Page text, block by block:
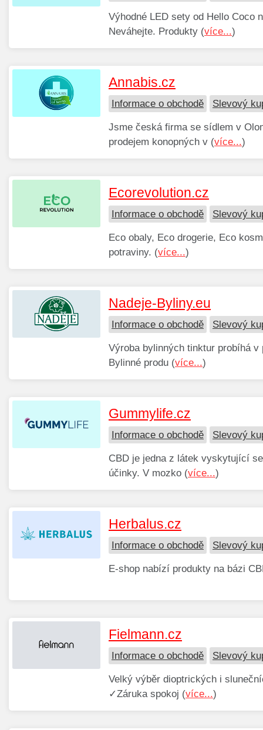
Výhodné LED sety od Hello Coco
Neváhejte. Produkty (více...)
Annabis.cz
Informace o obchodě Slevový
Jsme česká firma se sídlem v
prodejem konopných v (více...)
Ecorevolution.cz
Informace o obchodě Slevový
Eco obaly, Eco drogerie, Eco
potraviny. (více...)
Nadeje-Byliny.eu
Informace o obchodě Slevový
Výroba bylinných tinktur probíhá
Bylinné produ (více...)
Gummylife.cz
Informace o obchodě Slevový
CBD je jedna z látek vyskytující
účinky. V mozko (více...)
Herbalus.cz
Informace o obchodě Slevový
E-shop nabízí produkty na bázi
Fielmann.cz
Informace o obchodě Slevový
Velký výběr dioptrických i
✓Záruka spokoj (více...)